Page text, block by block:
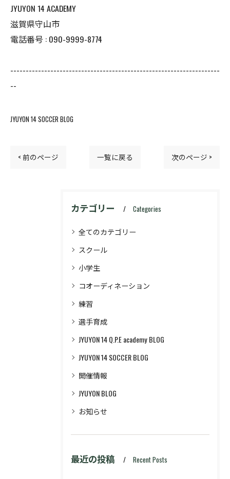
JYUYON 14 ACADEMY
滋賀県守山市
電話番号 : 090-9999-8774
--------------------------------------------------------------------
--
JYUYON 14 SOCCER BLOG
< 前のページ 一覧に戻る 次のページ >
カテゴリー Categories
全てのカテゴリー
スクール
小学生
コオーディネーション
練習
選手育成
JYUYON 14 Q.P.E academy BLOG
JYUYON 14 SOCCER BLOG
開催情報
JYUYON BLOG
お知らせ
最近の投稿 Recent Posts